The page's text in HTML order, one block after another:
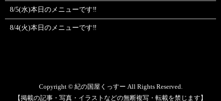
8/5(水)本日のメニューです‼️
8/4(火)本日のメニューです‼️
Copyright © 紀の国屋くっすー All Rights Reserved.
【掲載の記事・写真・イラストなどの無断複写・転載を禁じます】